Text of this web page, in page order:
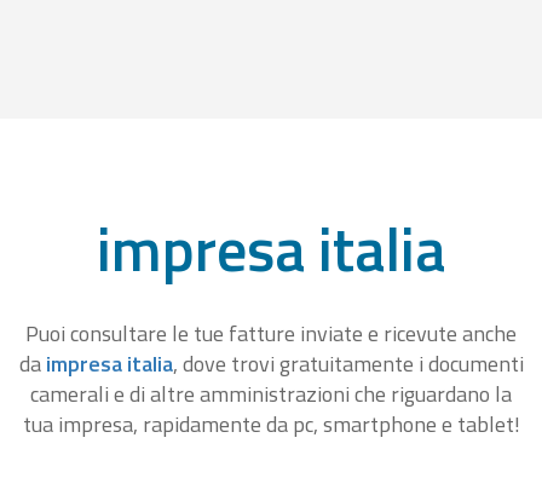
impresa italia
Puoi consultare le tue fatture inviate e ricevute anche
daimpresa italia, dove trovi gratuitamente i documenti
camerali e di altre amministrazioni che riguardano la
tua impresa, rapidamente da pc, smartphone e tablet!